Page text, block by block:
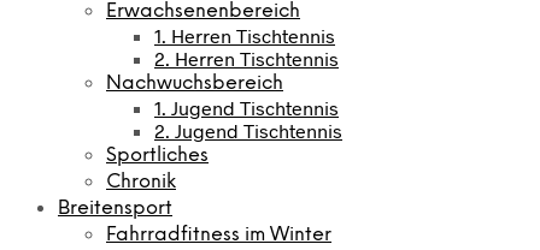
Erwachsenenbereich
1. Herren Tischtennis
2. Herren Tischtennis
Nachwuchsbereich
1. Jugend Tischtennis
2. Jugend Tischtennis
Sportliches
Chronik
Breitensport
Fahrradfitness im Winter